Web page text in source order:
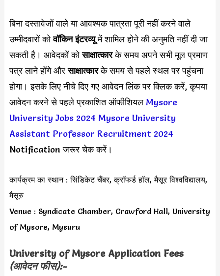
बिना दस्तावेजों वाले या आवश्यक पात्रता पूरी नहीं करने वाले
उम्मीदवारों कोवॉकिन इंटरव्यूमें शामिल होने की अनुमति नहीं दी जा
सकती है। आवेदकों कोसाक्षात्कारके समय अपने सभी मूल प्रमाण
पत्र लाने होंगे औरसाक्षात्कारके समय से पहले स्थल पर पहुंचना
होगा। इसके लिए नीचे दिए गए आवेदन लिंक पर क्लिक करें, कृपया
आवेदन करने से पहले प्रकाशित ऑफीशियल Mysore
University Jobs 2024 Mysore University
Assistant Professor Recruitment 2024
Notification जरूर चेक करें।
कार्यक्रम का स्थान : सिंडिकेट चैंबर, क्रॉफर्ड हॉल, मैसूर विश्वविद्यालय,
मैसूरु
Venue : Syndicate Chamber, Crawford Hall, University
of Mysore, Mysuru
University of Mysore Application Fees
(आवेदन फीस):-